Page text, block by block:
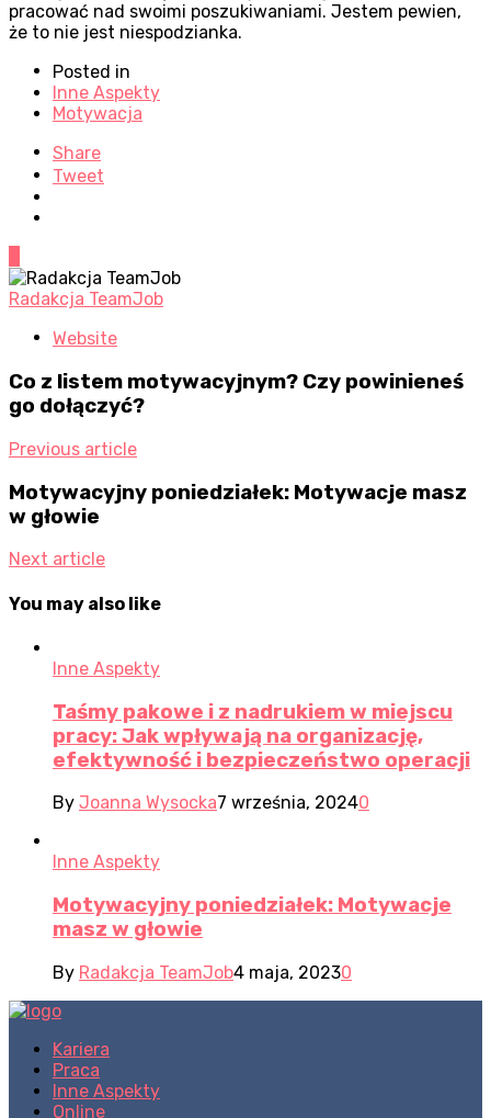
pracować nad swoimi poszukiwaniami. Jestem pewien,
że to nie jest niespodzianka.
Posted in
Inne Aspekty
Motywacja
Share
Tweet
Radakcja TeamJob
Website
Co z listem motywacyjnym? Czy powinieneś
go dołączyć?
Previous article
Motywacyjny poniedziałek: Motywacje masz
w głowie
Next article
You may also like
Inne Aspekty
Taśmy pakowe i z nadrukiem w miejscu
pracy: Jak wpływają na organizację,
efektywność i bezpieczeństwo operacji
By Joanna Wysocka7 września, 20240
Inne Aspekty
Motywacyjny poniedziałek: Motywacje
masz w głowie
By Radakcja TeamJob4 maja, 20230
Kariera
Praca
Inne Aspekty
Online